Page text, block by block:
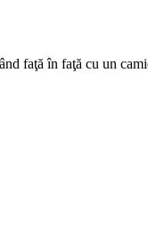
faţă în faţă cu un